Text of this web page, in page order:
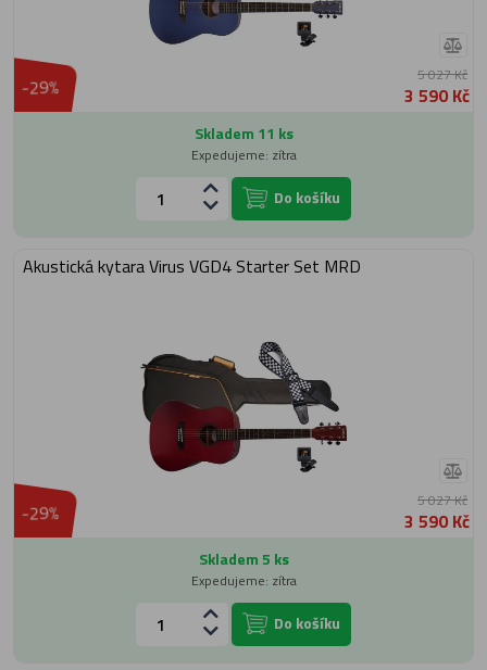
-29% 5 027 Kč
3 590 Kč
Skladem 11 ks
Expedujeme: zítra
Do košíku
Akustická kytara Virus VGD4 Starter Set MRD
-29% 5 027 Kč
3 590 Kč
Skladem 5 ks
Expedujeme: zítra
Do košíku